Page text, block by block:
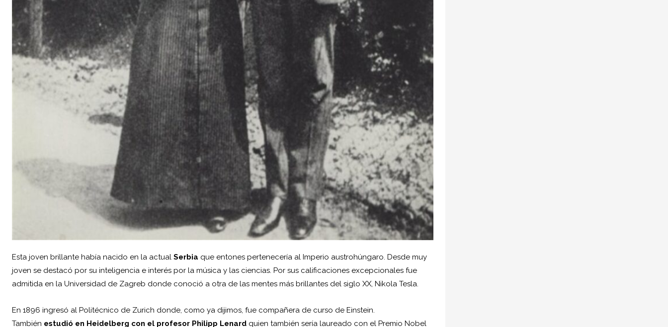
Esta joven brillante había nacido en la actual Serbia que entones pertenecería al Imperio austrohúngaro. Desde muy
joven se destacó por su inteligencia e interés por la música y las ciencias. Por sus calificaciones excepcionales fue
admitida en la Universidad de Zagreb donde conoció a otra de las mentes más brillantes del siglo XX, Nikola Tesla.
En 1896 ingresó al Politécnico de Zurich donde, como ya dijimos, fue compañera de curso de Einstein.
También estudió en Heidelberg con el profesor Philipp Lenard quien también sería laureado con el Premio Nobel